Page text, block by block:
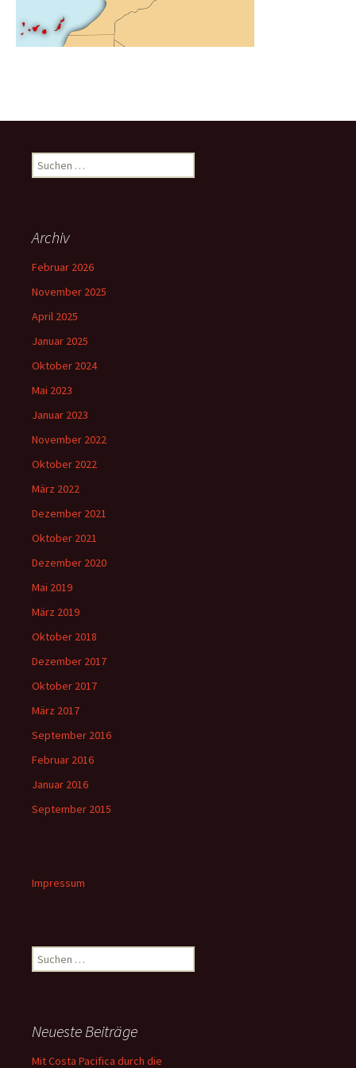
Suchen
nach:
Archiv
Februar 2026
November 2025
April 2025
Januar 2025
Oktober 2024
Mai 2023
Januar 2023
November 2022
Oktober 2022
März 2022
Dezember 2021
Oktober 2021
Dezember 2020
Mai 2019
März 2019
Oktober 2018
Dezember 2017
Oktober 2017
März 2017
September 2016
Februar 2016
Januar 2016
September 2015
Impressum
Suchen
nach:
Neueste Beiträge
Mit Costa Pacifica durch die